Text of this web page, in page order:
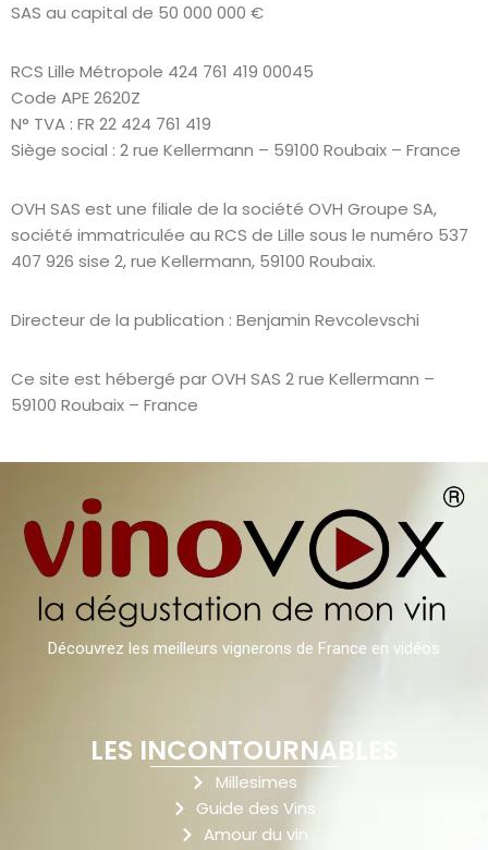
SAS au capital de 50 000 000 €
RCS Lille Métropole 424 761 419 00045
Code APE 2620Z
N° TVA : FR 22 424 761 419
Siège social : 2 rue Kellermann – 59100 Roubaix – France
OVH SAS est une filiale de la société OVH Groupe SA,
société immatriculée au RCS de Lille sous le numéro 537
407 926 sise 2, rue Kellermann, 59100 Roubaix.
Directeur de la publication : Benjamin Revcolevschi
Ce site est hébergé par OVH SAS 2 rue Kellermann –
59100 Roubaix – France
Découvrez les meilleurs vignerons de France en vidéos
LES INCONTOURNABLES
Millesimes
Guide des Vins
Amour du vin